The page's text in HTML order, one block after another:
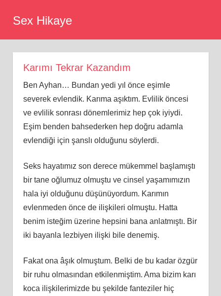
Sex Hikaye
Karımı Tekrar Kazandım
Ben Ayhan… Bundan yedi yıl önce eşimle
severek evlendik. Karıma aşıktım. Evlilik öncesi
ve evlilik sonrası dönemlerimiz hep çok iyiydi.
Eşim benden bahsederken hep doğru adamla
evlendiği için şanslı olduğunu söylerdi.
Seks hayatımız son derece mükemmel başlamıştı
bir tane oğlumuz olmuştu ve cinsel yaşamımızın
hala iyi olduğunu düşünüyordum. Karımın
evlenmeden önce de ilişkileri olmuştu. Hatta
benim isteğim üzerine hepsini bana anlatmıştı. Bir
iki bayanla lezbiyen ilişki bile denemiş.
Fakat ona âşık olmuştum. Belki de bu kadar özgür
bir ruhu olmasından etkilenmiştim. Ama bizim karı
koca ilişkilerimizde bu şekilde fanteziler hiç